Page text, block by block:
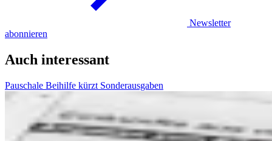
Newsletter
abonnieren
Auch interessant
Pauschale Beihilfe kürzt Sonderausgaben